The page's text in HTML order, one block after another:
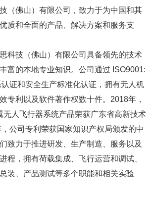
（佛山）有限公司，致力于为中国和其
质和全面的产品、解决方案和服务支
科技（佛山）有限公司具备领先的技术
富的本地专业知识。公司通过 ISO9001:
证和安全生产标准化认证，拥有无人机
专利以及软件著作权数十件。2018年，
无人飞行器系统产品荣获广东省高新技术
公司专利荣获国家知识产权局颁发的中
致力于推进研发、生产制造、服务以及
程，拥有荷载集成、飞行运营和调试、
装、产品测试等多个职能和相关实验